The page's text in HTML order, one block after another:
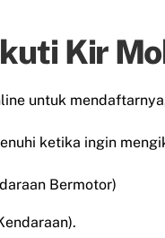
Kir
untuk
ketika ingin
Bermotor)